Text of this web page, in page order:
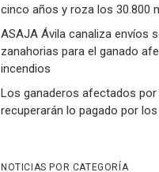
cinco años y roza los 30.800
ASAJA Ávila canaliza envíos
zanahorias para el ganado
incendios
Los ganaderos afectados
recuperarán lo pagado por
NOTICIAS POR CATEGORÍA